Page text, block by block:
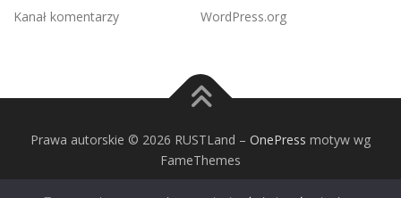
Kanał komentarzy
WordPress.org
Prawa autorskie © 2026 RUSTLand – OnePress motyw wg
FameThemes